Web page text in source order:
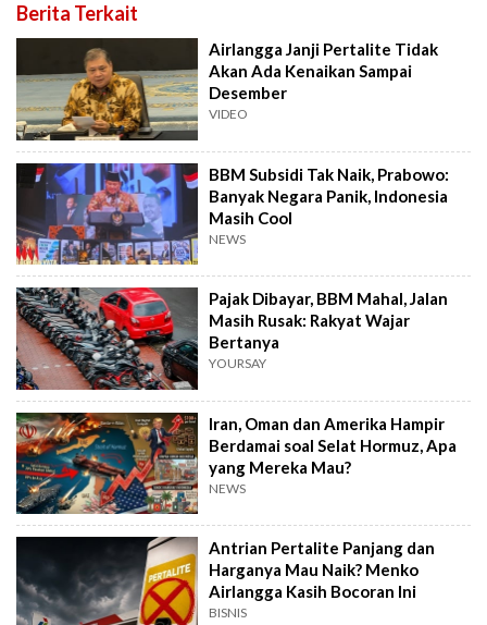
Berita Terkait
Airlangga Janji Pertalite Tidak
Akan Ada Kenaikan Sampai
Desember
VIDEO
BBM Subsidi Tak Naik, Prabowo:
Banyak Negara Panik, Indonesia
Masih Cool
NEWS
Pajak Dibayar, BBM Mahal, Jalan
Masih Rusak: Rakyat Wajar
Bertanya
YOURSAY
Iran, Oman dan Amerika Hampir
Berdamai soal Selat Hormuz, Apa
yang Mereka Mau?
NEWS
Antrian Pertalite Panjang dan
Harganya Mau Naik? Menko
Airlangga Kasih Bocoran Ini
BISNIS